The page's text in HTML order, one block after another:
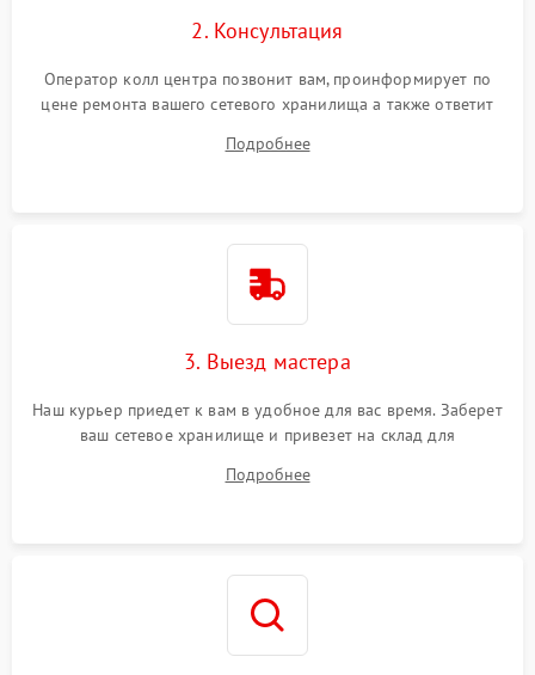
2. Консультация
Оператор колл центра позвонит вам, проинформирует по
цене ремонта вашего сетевого хранилища а также ответит
Подробнее
3. Выезд мастера
Наш курьер приедет к вам в удобное для вас время. Заберет
ваш сетевое хранилище и привезет на склад для
Подробнее